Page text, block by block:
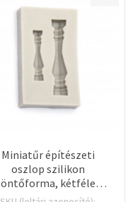
Miniatűr építészeti
oszlop szilikon
öntőforma, kétféle
méret (2 méret),